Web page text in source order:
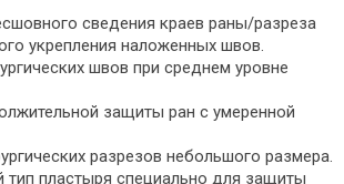
сведения краев раны/разреза
укрепления наложенных швов.
швов при среднем уровне
защиты ран с умеренной
разрезов небольшого размера.
тип пластыря специально для защиты